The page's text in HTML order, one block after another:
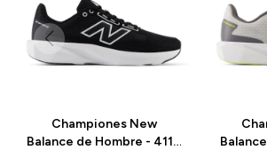
Championes New
Balance de Hombre - 411 -